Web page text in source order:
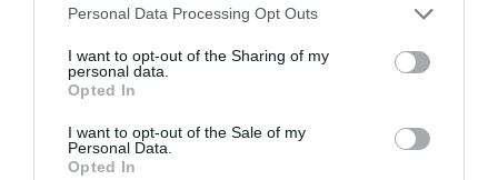
Please note that this website/app uses one or more Google
not limited to your visit or usage behaviour. You may click to
grant or deny consent to Google and its third-party tags to
use your data for below specified purposes in below Google
consent section.
Personal Data Processing Opt Outs
I want to opt-out of the Sharing of my
personal data.
Opted In
I want to opt-out of the Sale of my
Personal Data.
Opted In